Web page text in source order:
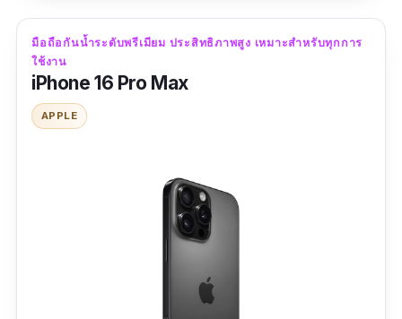
มี SmartThings, Samsung DeX, และ AI สำหรับปรับ
ภาพ/เสียงอัตโนมัติ
add_circleอัปเดต Android ได้นานและต่อเนื่องอีกหลายปี
add_circleใช้งานร่วมกับอุปกรณ์ Galaxy Ecosystem ได้ครบ เช่น
Galaxy Watch, Galaxy Buds, Galaxy Ring
ต้องใช้หูฟังไร้สายหรือแปลง USB-C
ความสามารถด้านเกมมิ่งสูง แต่ไม่มี AirTrigger หรือโหมด
X-Mode แบบมือถือเกมมิ่งเฉพาะ
ราคาค่อนข้างสูงสำหรับสายเกมที่ไม่ใช้ฟีเจอร์กล้องหรือ S
มือถือกันน้ำระดับพรีเมียม ประสิทธิภาพสูง เหมาะสำหรับทุกการ
ใช้งาน
iPhone 16 Pro Max
APPLE